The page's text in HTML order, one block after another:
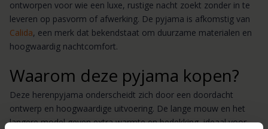
ontworpen voor wie een luxe, rustige nacht zoekt zonder in te
leveren op pasvorm of afwerking. De pyjama is afkomstig van
Calida, een merk dat bekendstaat om duurzame materialen en
hoogwaardig nachtcomfort.
Waarom deze pyjama kopen?
Deze herenpyjama onderscheidt zich door een doordacht
ontwerp en hoogwaardige uitvoering. De lange mouw en het
langere model geven extra warmte en bedekking, ideaal voor